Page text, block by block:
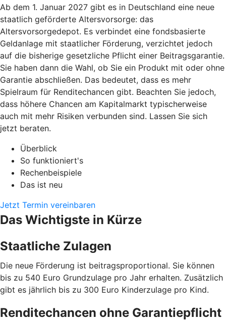
Ab dem 1. Januar 2027 gibt es in Deutschland eine neue
staatlich geförderte Altersvorsorge: das
Altersvorsorgedepot. Es verbindet eine fondsbasierte
Geldanlage mit staatlicher Förderung, verzichtet jedoch
auf die bisherige gesetzliche Pflicht einer Beitragsgarantie.
Sie haben dann die Wahl, ob Sie ein Produkt mit oder ohne
Garantie abschließen. Das bedeutet, dass es mehr
Spielraum für Renditechancen gibt. Beachten Sie jedoch,
dass höhere Chancen am Kapitalmarkt typischerweise
auch mit mehr Risiken verbunden sind. Lassen Sie sich
jetzt beraten.
Überblick
So funktioniert's
Rechenbeispiele
Das ist neu
Jetzt Termin vereinbaren
Das Wichtigste in Kürze
Staatliche Zulagen
Die neue Förderung ist beitragsproportional. Sie können
bis zu 540 Euro Grundzulage pro Jahr erhalten. Zusätzlich
gibt es jährlich bis zu 300 Euro Kinderzulage pro Kind.
Renditechancen ohne Garantiepflicht